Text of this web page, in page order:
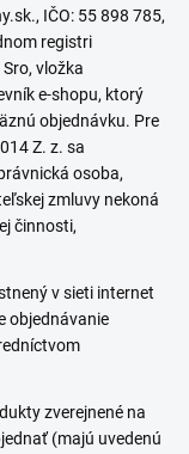
IČO: 55 898 785,
registri
vložka
e-shopu, ktorý
objednávku. Pre
Z. z. sa
osoba,
zmluvy nekoná
činnosti,
v sieti internet
objednávanie
zverejnené na
(majú uvedenú